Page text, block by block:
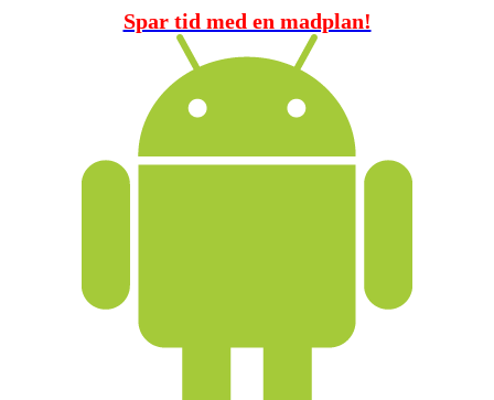
Spar tid med en madplan!